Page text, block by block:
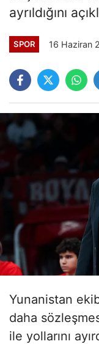
ayrıldığını
SPOR 16 Haziran
Yunanistan
daha
ile yollarını